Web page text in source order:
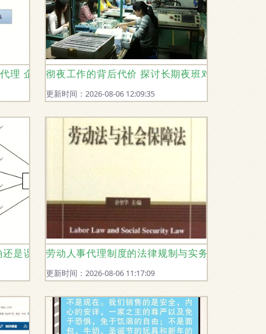
理 企业与员工的共赢之道
彻夜工作的背后代价 探讨长期夜班对人体健康
更新时间：2026-08-06 12:09:35
是误解？劳动人事代理制度的法律规制与实务探讨
更新时间：2026-08-06 11:17:09